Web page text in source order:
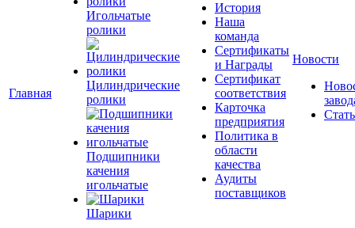
Главная
Игольчатые
ролики
Цилиндрические
ролики
Подшипники
качения
игольчатые
Шарики
История
Наша
команда
Сертификаты
и Награды
Сертификат
соответствия
Карточка
предприятия
Политика в
области
качества
Аудиты
поставщиков
Новости